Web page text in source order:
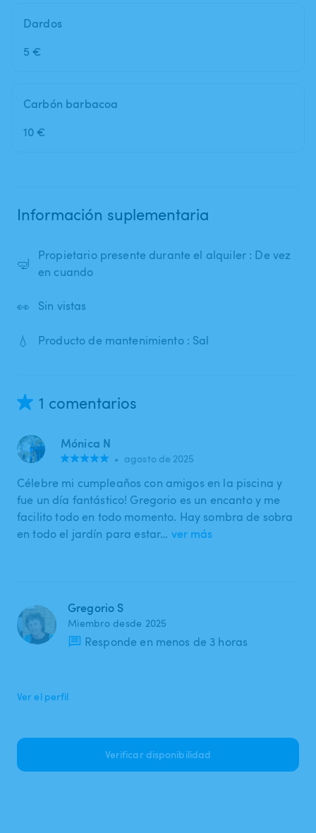
Dardos
5 €
Carbón barbacoa
10 €
Información suplementaria
🤿
Propietario presente durante el alquiler : De vez
en cuando
👀 Sin vistas
💧 Producto de mantenimiento : Sal
1 comentarios
Mónica N
• agosto de 2025
Célebre mi cumpleaños con amigos en la piscina y
fue un día fantástico! Gregorio es un encanto y me
facilito todo en todo momento. Hay sombra de sobra
en todo el jardín para estar… ver más
Gregorio S
Miembro desde 2025
Responde en menos de 3 horas
Ver el perfil
Verificar disponibilidad